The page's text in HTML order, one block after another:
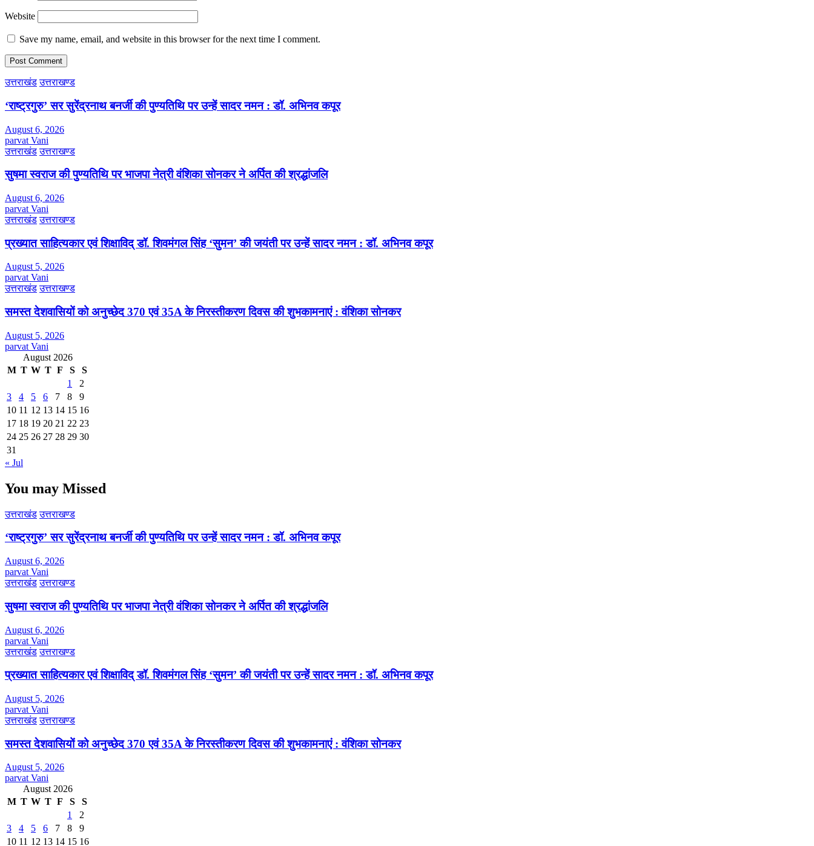
Website
Save my name, email, and website in this browser for the next time I comment.
उत्तराखंड उत्तराखण्ड
‘राष्ट्रगुरु’ सर सुरेंद्रनाथ बनर्जी की पुण्यतिथि पर उन्हें सादर नमन : डॉ. अभिनव कपूर
August 6, 2026
parvat Vani
उत्तराखंड उत्तराखण्ड
सुषमा स्वराज की पुण्यतिथि पर भाजपा नेत्री वंशिका सोनकर ने अर्पित की श्रद्धांजलि
August 6, 2026
parvat Vani
उत्तराखंड उत्तराखण्ड
प्रख्यात साहित्यकार एवं शिक्षाविद् डॉ. शिवमंगल सिंह ‘सुमन’ की जयंती पर उन्हें सादर नमन : डॉ. अभिनव कपूर
August 5, 2026
parvat Vani
उत्तराखंड उत्तराखण्ड
समस्त देशवासियों को अनुच्छेद 370 एवं 35A के निरस्तीकरण दिवस की शुभकामनाएं : वंशिका सोनकर
August 5, 2026
parvat Vani
August 2026
M T W T F S
S
1
2
3
4 5 6 7 8
9
10 11 12 13 14 15 16
17 18 19 20 21 22 23
24 25 26 27 28 29 30
31
« Jul
You may Missed
उत्तराखंड उत्तराखण्ड
‘राष्ट्रगुरु’ सर सुरेंद्रनाथ बनर्जी की पुण्यतिथि पर उन्हें सादर नमन : डॉ. अभिनव कपूर
August 6, 2026
parvat Vani
उत्तराखंड उत्तराखण्ड
सुषमा स्वराज की पुण्यतिथि पर भाजपा नेत्री वंशिका सोनकर ने अर्पित की श्रद्धांजलि
August 6, 2026
parvat Vani
उत्तराखंड उत्तराखण्ड
प्रख्यात साहित्यकार एवं शिक्षाविद् डॉ. शिवमंगल सिंह ‘सुमन’ की जयंती पर उन्हें सादर नमन : डॉ. अभिनव कपूर
August 5, 2026
parvat Vani
उत्तराखंड उत्तराखण्ड
समस्त देशवासियों को अनुच्छेद 370 एवं 35A के निरस्तीकरण दिवस की शुभकामनाएं : वंशिका सोनकर
August 5, 2026
parvat Vani
August 2026
M T W T F S
S
1
2
3
4 5 6 7 8
9
10 11 12 13 14 15 16